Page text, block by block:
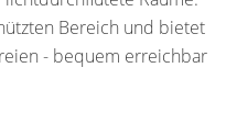
Bereich und bietet
- bequem erreichbar